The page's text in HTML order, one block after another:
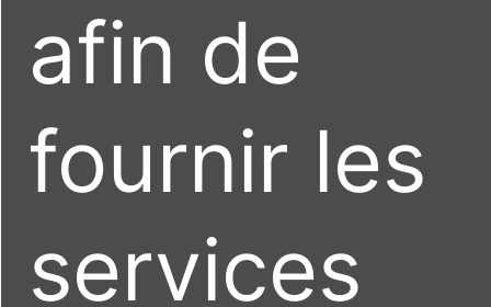
afin de
fournir les
services